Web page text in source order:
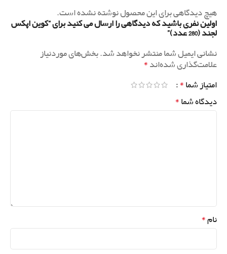
هیچ دیدگاهی برای این محصول نوشته نشده است.
اولین نفری باشید که دیدگاهی را ارسال می کنید برای “کوین اپکس
لجند (280 عدد)”
نشانی ایمیل شما منتشر نخواهد شد.بخش‌های موردنیاز
علامت‌گذاری شده‌اند*
امتیاز شما*
دیدگاه شما*
نام*